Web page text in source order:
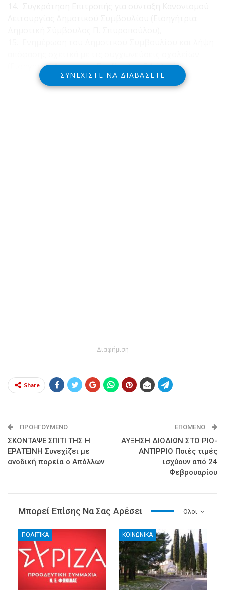
(Εισηγητής: Δημοτικός Σύμβουλος Γ.Λώλος)
ΣΥΝΕΧΊΣΤΕ ΝΑ ΔΙΑΒΆΣΕΤΕ
- Διαφήμιση -
Share
ΠΡΟΗΓΟΎΜΕΝΟ
ΣΚΟΝΤΑΨΕ ΣΠΙΤΙ ΤΗΣ Η
ΕΡΑΤΕΙΝΗ Συνεχίζει με
ανοδική πορεία ο Απόλλων
ΕΠΌΜΕΝΟ
ΑΥΞΗΣΗ ΔΙΟΔΙΩΝ ΣΤΟ ΡΙΟ-
ΑΝΤΙΡΡΙΟ Ποιές τιμές
ισχύουν από 24
Φεβρουαρίου
Ολοι
Μπορεί Επίσης Να Σας Αρέσει
ΠΟΛΙΤΙΚΑ ΚΟΙΝΩΝΙΚΑ